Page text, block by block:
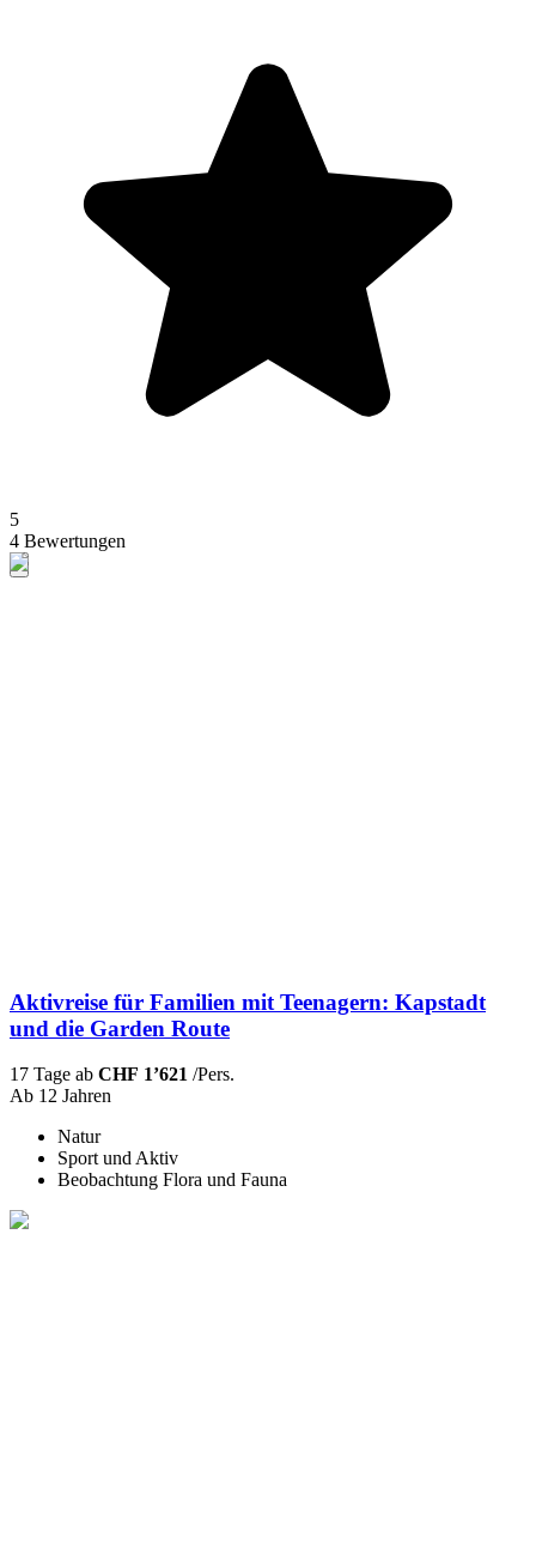
5
4 Bewertungen
Aktivreise für Familien mit Teenagern: Kapstadt
und die Garden Route
17 Tage ab CHF 1’621 /Pers.
Ab 12 Jahren
Natur
Sport und Aktiv
Beobachtung Flora und Fauna